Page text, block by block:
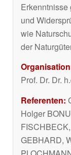
Erkenntnisse
und
wie
der
Prof. Dr. Dr.
Referenten:
Holger
GEBHARD,